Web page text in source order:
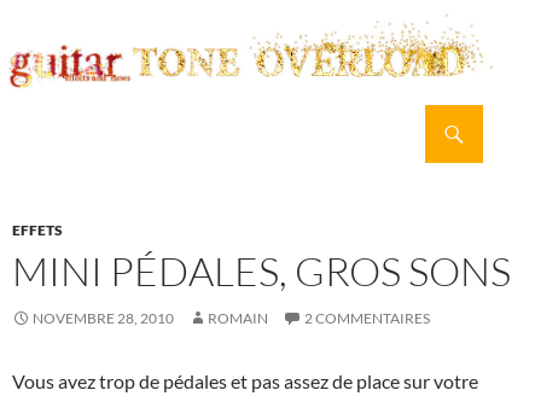
EFFETS
MINI PÉDALES, GROS SONS
NOVEMBRE 28, 2010 ROMAIN 2 COMMENTAIRES
Vous avez trop de pédales et pas assez de place sur votre